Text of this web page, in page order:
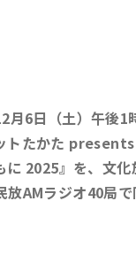
月6日（土）午後1
トたかた
2025』 を、 文化
放AMラジオ40局